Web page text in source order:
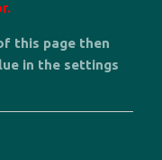
this page then
in the settings